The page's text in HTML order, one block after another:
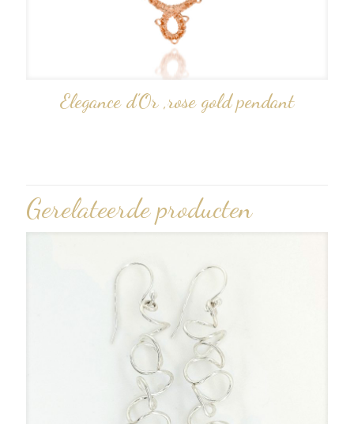
Elegance d’Or ,rose gold pendant
Gerelateerde producten